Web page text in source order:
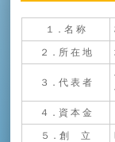
１．名 称
２．所 在 地
３．代 表 者
４．資 本 金
５．創 立